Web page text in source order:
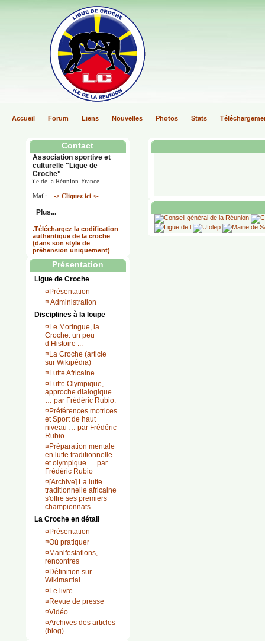
Accueil Forum Liens Nouvelles Photos Stats
Contact
Association sportive et
culturelle "Ligue de
Croche"
île de la Réunion-France
Mail: -> Cliquez ici <-
Plus...
.Téléchargez la codification
authentique de la croche
(dans son style de
préhension uniquement)
Présentation
Ligue de Croche
¤ Présentation
¤ Administration
Disciplines à la loupe
¤ Le Moringue, la
Croche: un peu
d’Histoire ...
¤ La Croche (article
sur Wikipédia)
¤ Lutte Africaine
¤ Lutte Olympique,
approche dialogique
… par Frédéric Rubio.
¤ Préférences motrices
et Sport de haut
niveau … par Frédéric
Rubio.
¤ Préparation mentale
en lutte traditionnelle
et olympique … par
Frédéric Rubio
¤[Archive] La lutte
traditionnelle africaine
s'offre ses premiers
championnats
La Croche en détail
¤ Présentation
¤Où pratiquer
¤ Manifestations,
rencontres
¤ Définition sur
Wikimartial
¤ Le livre
¤ Revue de presse
¤Vidéo
¤Archives des articles
(blog)